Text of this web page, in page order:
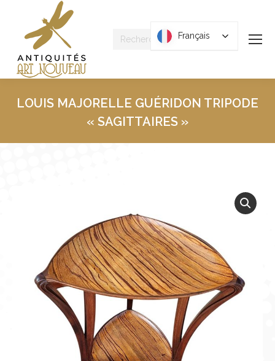
Recherche
LOUIS MAJORELLE GUÉRIDON TRIPODE
« SAGITTAIRES »
Français
Français